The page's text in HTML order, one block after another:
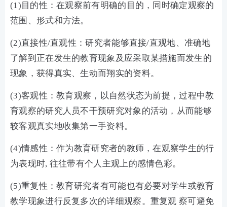
(1)目的性：在观察前有明确的目的，同时确定观察的
范围、形式和方法。
(2)直接性/直观性：研究者能够直接/直观地、准确地
了解到正在发生的教育现象及应采取某措施而发生的
现象，获得真实、生动而翔实的资料。
(3)客观性：教育观察，以自然状态为前提，过程中教
育观察的研究人员不干预研究对象的活动，从而能够
较客观真实地收集第一手资料。
(4)情感性：作为教育研究者的教师，在观察学生的行
为表现时, 往往带有个人主观上的感情色彩。
(5)重复性：教育研究者有可能也有必要对学生或教育
教学现象进行反复多次的详细观察。重复观 察可避免